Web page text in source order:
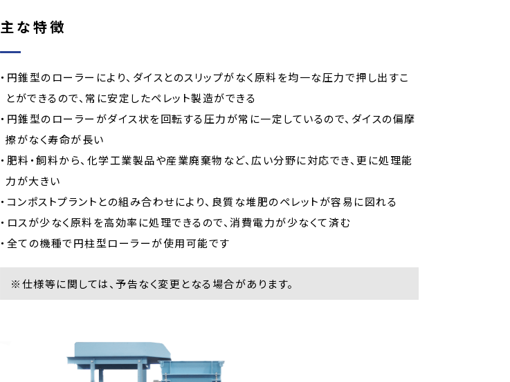
主な特徴
・円錐型のローラーにより、ダイスとのスリップがなく原料を均一な圧力で押し出すこ
とができるので、常に安定したペレット製造ができる
・円錐型のローラーがダイス状を回転する圧力が常に一定しているので、ダイスの偏摩
擦がなく寿命が長い
・肥料・飼料から、化学工業製品や産業廃棄物など、広い分野に対応でき、更に処理能
力が大きい
・コンポストプラントとの組み合わせにより、良質な堆肥のペレットが容易に図れる
・ロスが少なく原料を高効率に処理できるので、消費電力が少なくて済む
・全ての機種で円柱型ローラーが使用可能です
※仕様等に関しては、予告なく変更となる場合があります。